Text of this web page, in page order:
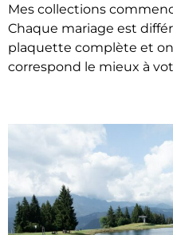
Mes collections
Chaque mariage est
plaquette complète et
correspond le mieux à